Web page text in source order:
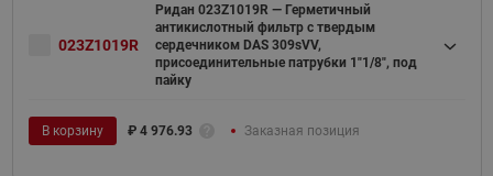
023Z1019R
Ридан 023Z1019R — Герметичный
антикислотный фильтр с твердым
сердечником DAS 309sVV,
присоединительные патрубки 1"1/8", под
пайку
В корзину ₽ 4 976.93 Заказная позиция